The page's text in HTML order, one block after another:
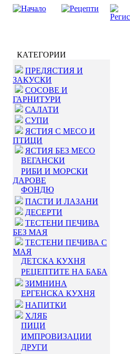
КАТЕГОРИИ
ПРЕДЯСТИЯ И
ЗАКУСКИ
СОСОВЕ И
ГАРНИТУРИ
САЛАТИ
СУПИ
ЯСТИЯ С МЕСО И
ПТИЦИ
ЯСТИЯ БЕЗ МЕСО
ВЕГАНСКИ
РИБИ И МОРСКИ
ДАРОВЕ
ФОНДЮ
ПАСТИ И ЛАЗАНИ
ДЕСЕРТИ
ТЕСТЕНИ ПЕЧИВА
БЕЗ МАЯ
ТЕСТЕНИ ПЕЧИВА С
МАЯ
ДЕТСКА КУХНЯ
РЕЦЕПТИТЕ НА БАБА
ЗИМНИНА
ЕРГЕНСКА КУХНЯ
НАПИТКИ
ХЛЯБ
ПИЦИ
ИМПРОВИЗАЦИИ
ДРУГИ